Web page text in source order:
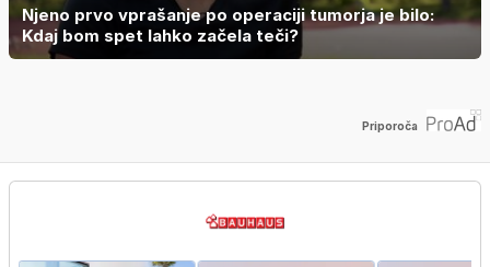
Njeno prvo vprašanje po operaciji tumorja je bilo:
Kdaj bom spet lahko začela teči?
Priporoča